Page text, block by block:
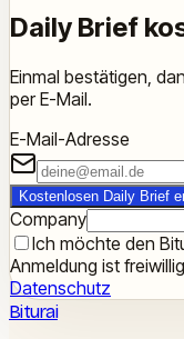
Daily Brief
Einmal bestätigen,
per E-Mail.
E-Mail-Adresse
Kostenlosen Daily Brief
Company
Ich möchte den
Anmeldung ist
Datenschutz
Biturai